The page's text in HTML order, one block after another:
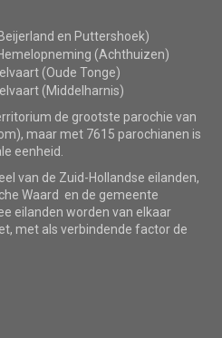
en Puttershoek)
(Achthuizen)
(Oude Tonge)
(Middelharnis)
de grootste parochie van
maar met 7615 parochianen is
eenheid.
van de Zuid-Hollandse eilanden,
Waard en de gemeente
eilanden worden van elkaar
met als verbindende factor de